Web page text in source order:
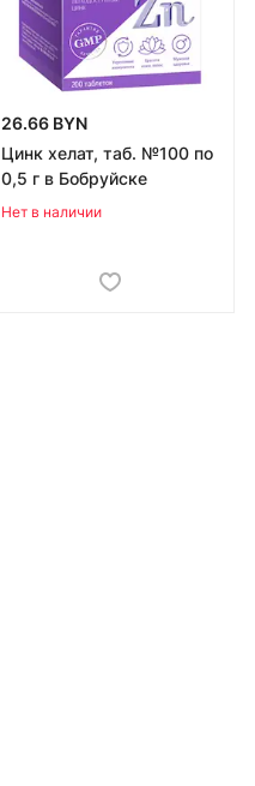
26.66 BYN
Цинк хелат, таб. №100 по
0,5 г в Бобруйске
Нет в наличии